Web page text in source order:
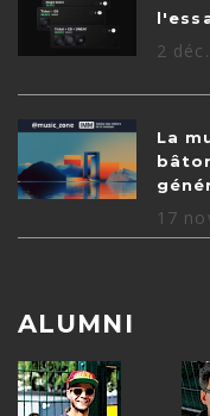
2
La
17
ALUMNI